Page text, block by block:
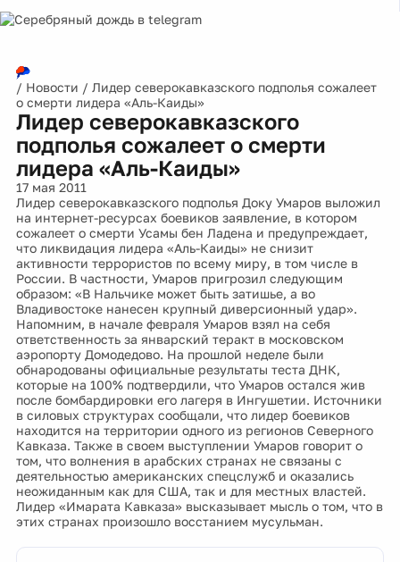
/ Новости / Лидер северокавказского подполья сожалеет
о смерти лидера «Аль-Каиды»
Лидер северокавказского
подполья сожалеет о смерти
лидера «Аль-Каиды»
17 мая 2011
Лидер северокавказского подполья Доку Умаров выложил
на интернет-ресурсах боевиков заявление, в котором
сожалеет о смерти Усамы бен Ладена и предупреждает,
что ликвидация лидера «Аль-Каиды» не снизит
активности террористов по всему миру, в том числе в
России. В частности, Умаров пригрозил следующим
образом: «В Нальчике может быть затишье, а во
Владивостоке нанесен крупный диверсионный удар».
Напомним, в начале февраля Умаров взял на себя
ответственность за январский теракт в московском
аэропорту Домодедово. На прошлой неделе были
обнародованы официальные результаты теста ДНК,
которые на 100% подтвердили, что Умаров остался жив
после бомбардировки его лагеря в Ингушетии. Источники
в силовых структурах сообщали, что лидер боевиков
находится на территории одного из регионов Северного
Кавказа. Также в своем выступлении Умаров говорит о
том, что волнения в арабских странах не связаны с
деятельностью американских спецслужб и оказались
неожиданным как для США, так и для местных властей.
Лидер «Имарата Кавказа» высказывает мысль о том, что в
этих странах произошло восстанием мусульман.